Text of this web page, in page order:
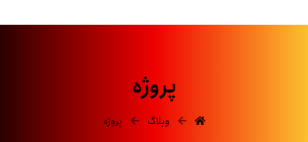
پروژه
وبلاگ پروژه